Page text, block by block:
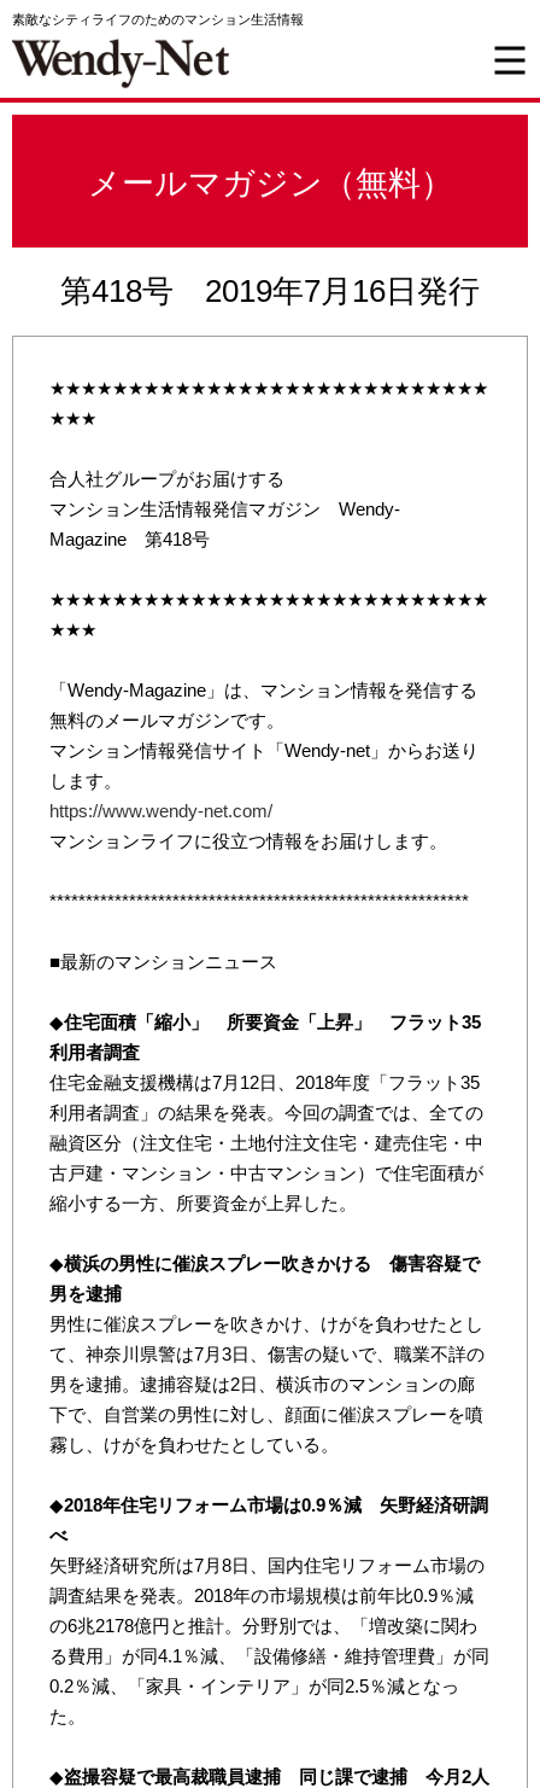
素敵なシティライフのためのマンション生活情報
メールマガジン（無料）
第418号 2019年7月16日発行
★★★★★★★★★★★★★★★★★★★★★★★★★★★★
★★★
合人社グループがお届けする
マンション生活情報発信マガジン Wendy-
Magazine 第418号
★★★★★★★★★★★★★★★★★★★★★★★★★★★★
★★★
「Wendy-Magazine」は、マンション情報を発信する
無料のメールマガジンです。
マンション情報発信サイト「Wendy-net」からお送り
します。
https://www.wendy-net.com/
マンションライフに役立つ情報をお届けします。
**********************************************************
■最新のマンションニュース
◆住宅面積「縮小」 所要資金「上昇」 フラット35
利用者調査
住宅金融支援機構は7月12日、2018年度「フラット35
利用者調査」の結果を発表。今回の調査では、全ての
融資区分（注文住宅・土地付注文住宅・建売住宅・中
古戸建・マンション・中古マンション）で住宅面積が
縮小する一方、所要資金が上昇した。
◆横浜の男性に催涙スプレー吹きかける 傷害容疑で
男を逮捕
男性に催涙スプレーを吹きかけ、けがを負わせたとし
て、神奈川県警は7月3日、傷害の疑いで、職業不詳の
男を逮捕。逮捕容疑は2日、横浜市のマンションの廊
下で、自営業の男性に対し、顔面に催涙スプレーを噴
霧し、けがを負わせたとしている。
◆2018年住宅リフォーム市場は0.9％減 矢野経済研調
べ
矢野経済研究所は7月8日、国内住宅リフォーム市場の
調査結果を発表。2018年の市場規模は前年比0.9％減
の6兆2178億円と推計。分野別では、「増改築に関わ
る費用」が同4.1％減、「設備修繕・維持管理費」が同
0.2％減、「家具・インテリア」が同2.5％減となっ
た。
◆盗撮容疑で最高裁職員逮捕 同じ課で逮捕 今月2人